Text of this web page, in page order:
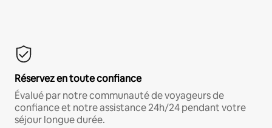
Réservez en toute confiance
Évalué par notre communauté de voyageurs de
confiance et notre assistance 24h/24 pendant votre
séjour longue durée.